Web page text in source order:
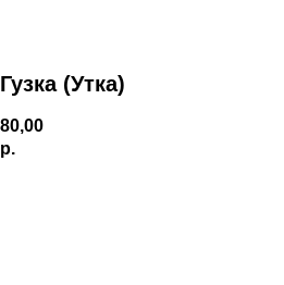
Гузка (Утка)
80,00
р.